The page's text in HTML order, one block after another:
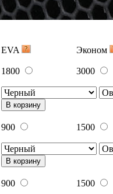
EVA
Эконом
1800 3000
В корзину
900 1500
В корзину
900 1500